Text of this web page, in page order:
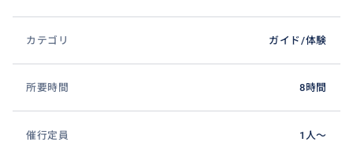
カテゴリ ガイド/体験
所要時間 8時間
催行定員 1人〜